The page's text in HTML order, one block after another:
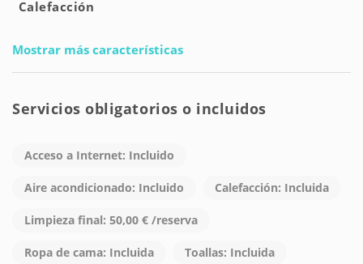
Calefacción
Mostrar más características
Servicios obligatorios o incluidos
Acceso a Internet: Incluido
Aire acondicionado: Incluido Calefacción: Incluida
Limpieza final: 50,00 € /reserva
Ropa de cama: Incluida Toallas: Incluida